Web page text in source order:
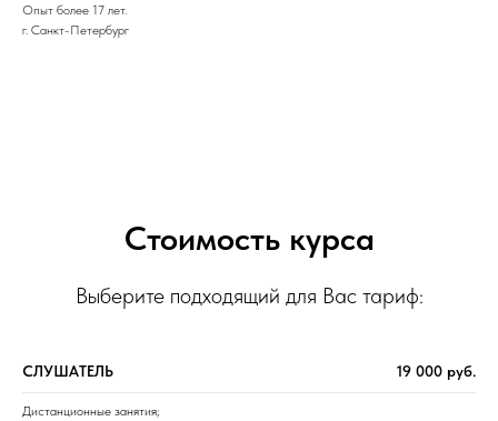
Опыт более 17 лет.
г. Санкт-Петербург
Стоимость курса
Выберите подходящий для Вас тариф:
СЛУШАТЕЛЬ 19 000 руб.
Дистанционные занятия;